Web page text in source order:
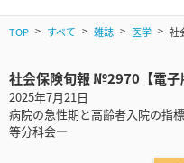
TOP すべて 雑誌 医学 社
社会保険旬報 №2970【電子
2025年7月21日
病院の急性期と高齢者入院の指
等分科会―